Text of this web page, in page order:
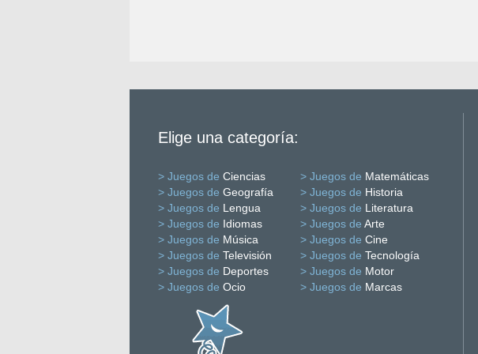
Elige una categoría:
> Juegos de Ciencias > Juegos de Matemáticas
> Juegos de Geografía > Juegos de Historia
> Juegos de Lengua > Juegos de Literatura
> Juegos de Idiomas > Juegos de Arte
> Juegos de Música > Juegos de Cine
> Juegos de Televisión > Juegos de Tecnología
> Juegos de Deportes > Juegos de Motor
> Juegos de Ocio > Juegos de Marcas